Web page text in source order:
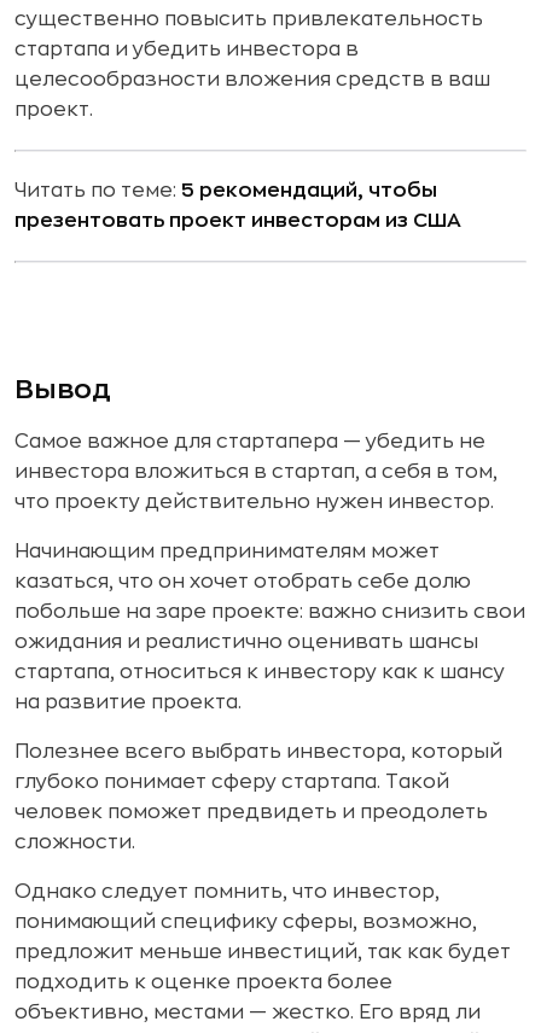
существенно повысить привлекательность
стартапа и убедить инвестора в
целесообразности вложения средств в ваш
проект.
Читать по теме: 5 рекомендаций, чтобы
презентовать проект инвесторам из США
Вывод
Самое важное для стартапера — убедить не
инвестора вложиться в стартап, а себя в том,
что проекту действительно нужен инвестор.
Начинающим предпринимателям может
казаться, что он хочет отобрать себе долю
побольше на заре проекте: важно снизить свои
ожидания и реалистично оценивать шансы
стартапа, относиться к инвестору как к шансу
на развитие проекта.
Полезнее всего выбрать инвестора, который
глубоко понимает сферу стартапа. Такой
человек поможет предвидеть и преодолеть
сложности.
Однако следует помнить, что инвестор,
понимающий специфику сферы, возможно,
предложит меньше инвестиций, так как будет
подходить к оценке проекта более
объективно, местами — жестко. Его вряд ли